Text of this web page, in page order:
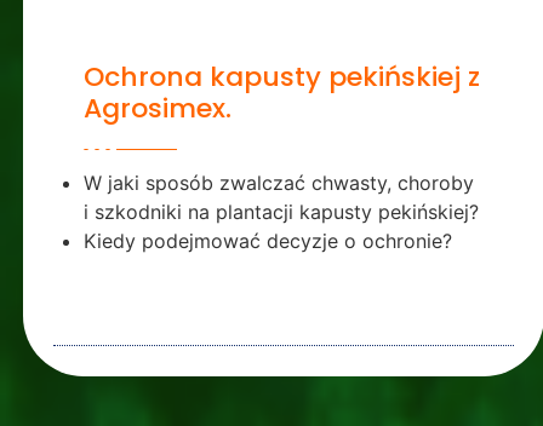
Ochrona kapusty pekińskiej z
Agrosimex.
W jaki sposób zwalczać chwasty, choroby
i szkodniki na plantacji kapusty pekińskiej?
Kiedy podejmować decyzje o ochronie?